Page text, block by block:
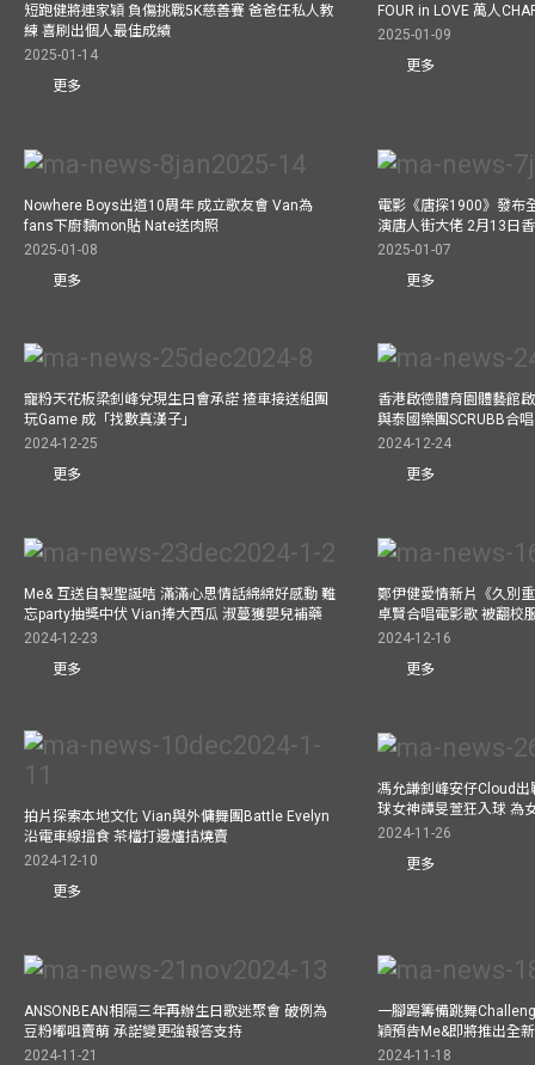
短跑健將連家穎 負傷挑戰5K慈善賽 爸爸任私人教
練 喜刷出個人最佳成績
2025-01-14
更多
FOUR in LOVE 萬人
2025-01-09
更多
Nowhere Boys出道10周年 成立歌友會 Van為
fans下廚黐mon貼 Nate送肉照
2025-01-08
更多
電影《唐探1900》發布
演唐人街大佬 2月13日
2025-01-07
更多
寵粉天花板梁釗峰兌現生日會承諾 揸車接送組團
玩Game 成「找數真漢子」
2024-12-25
更多
香港啟德體育園體藝館
與泰國樂團SCRUBB合
2024-12-24
更多
Me& 互送自製聖誕咭 滿滿心思情話綿綿好感動 難
忘party抽獎中伏 Vian捧大西瓜 淑蔓獲嬰兒補藥
2024-12-23
更多
鄭伊健愛情新片《久別
卓賢合唱電影歌 被翻校
2024-12-16
更多
拍片探索本地文化 Vian與外傭舞團Battle Evelyn
沿電車線搵食 茶檔打邊爐拮燒賣
2024-12-10
更多
馮允謙釗峰安仔Cloud
球女神譚旻萱狂入球 為
2024-11-26
更多
ANSONBEAN相隔三年再辦生日歌迷聚會 破例為
豆粉嘟咀賣萌 承諾變更強報答支持
2024-11-21
一腳踢籌備跳舞
穎預告Me&即將推出全
2024-11-18